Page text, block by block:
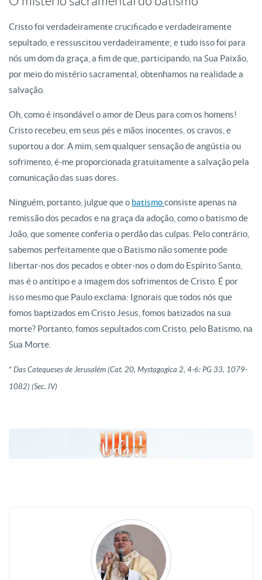
Cristo foi verdadeiramente crucificado e verdadeiramente
sepultado, e ressuscitou verdadeiramente; e tudo isso foi para
nós um dom da graça, a fim de que, participando, na Sua Paixão,
por meio do mistério sacramental, obtenhamos na realidade a
salvação.
Oh, como é insondável o amor de Deus para com os homens!
Cristo recebeu, em seus pés e mãos inocentes, os cravos, e
suportou a dor. A mim, sem qualquer sensação de angústia ou
sofrimento, é-me proporcionada gratuitamente a salvação pela
comunicação das suas dores.
Ninguém, portanto, julgue que o batismoconsiste apenas na
remissão dos pecados e na graça da adoção, como o batismo de
João, que somente conferia o perdão das culpas. Pelo contrário,
sabemos perfeitamente que o Batismo não somente pode
libertar-nos dos pecados e obter-nos o dom do Espírito Santo,
mas é o antítipo e a imagem dos sofrimentos de Cristo. É por
isso mesmo que Paulo exclama: Ignorais que todos nós que
fomos baptizados em Cristo Jesus, fomos batizados na sua
morte? Portanto, fomos sepultados com Cristo, pelo Batismo, na
Sua Morte.
*Das Catequeses de Jerusalém(Cat. 20, Mystagogica 2, 4-6: PG 33, 1079-
1082) (Sec. IV)